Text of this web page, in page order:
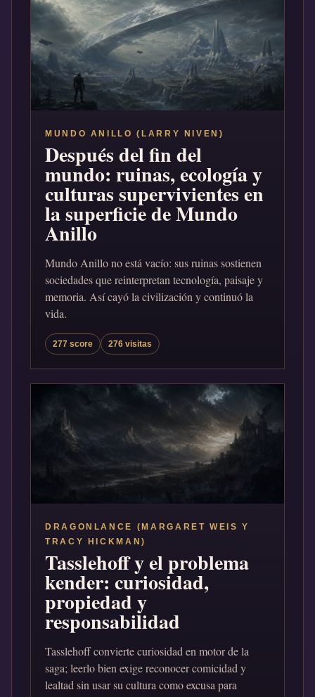
MUNDO ANILLO (LARRY NIVEN)
Después del fin del
mundo: ruinas, ecología y
culturas supervivientes en
la superficie de Mundo
Anillo
Mundo Anillo no está vacío: sus ruinas sostienen
sociedades que reinterpretan tecnología, paisaje y
memoria. Así cayó la civilización y continuó la
vida.
277 score 276 visitas
DRAGONLANCE (MARGARET WEIS Y
TRACY HICKMAN)
Tasslehoff y el problema
kender: curiosidad,
propiedad y
responsabilidad
Tasslehoff convierte curiosidad en motor de la
saga; leerlo bien exige reconocer comicidad y
lealtad sin usar su cultura como excusa para